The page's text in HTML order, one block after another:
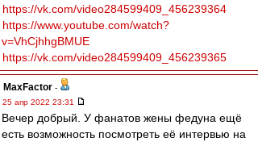
https://vk.com/video284599409_456239364
https://www.youtube.com/watch?
v=VhCjhhgBMUE
https://vk.com/video284599409_456239365
MaxFactor -
25 апр 2022 23:31
Вечер добрый. У фанатов жены федуна ещё
есть возможность посмотреть её интервью на